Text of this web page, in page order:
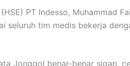
PT Indesso, Muhammad
seluruh tim medis bekerja
Jonggol benar-benar sigap,